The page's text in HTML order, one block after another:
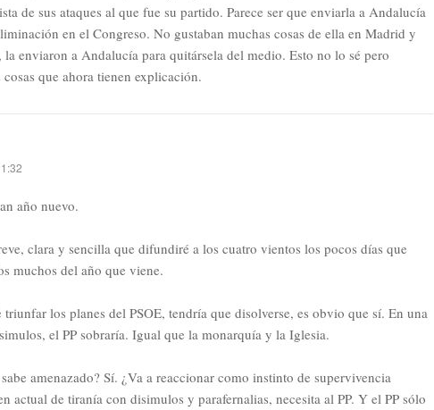
de sus ataques al que fue su partido. Parece ser que enviarla a Andalucía
en el Congreso. No gustaban muchas cosas de ella en Madrid y
la enviaron a Andalucía para quitársela del medio. Esto no lo sé pero
que ahora tienen explicación.
año nuevo.
clara y sencilla que difundiré a los cuatro vientos los pocos días que
muchos del año que viene.
triunfar los planes del PSOE, tendría que disolverse, es obvio que sí. En una
el PP sobraría. Igual que la monarquía y la Iglesia.
sabe amenazado? Sí. ¿Va a reaccionar como instinto de supervivencia
actual de tiranía con disimulos y parafernalias, necesita al PP. Y el PP sólo